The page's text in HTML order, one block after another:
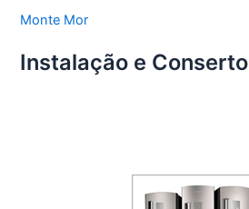
Monte Mor
Instalação e Conserto